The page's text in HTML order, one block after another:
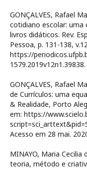
GONÇALVES, Rafael
cotidiano escolar: uma
livros didáticos. Rev.
Pessoa, p. 131-138,
https://
GONÇALVES, Rafael
de Currículos: uma
& Realidade, Porto
em: https://
Acesso em 28 mai.
MINAYO, Maria Cecilia
teoria, método e